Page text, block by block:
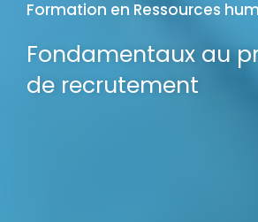
Formation en Ressources
Fondamentaux au
de recrutement